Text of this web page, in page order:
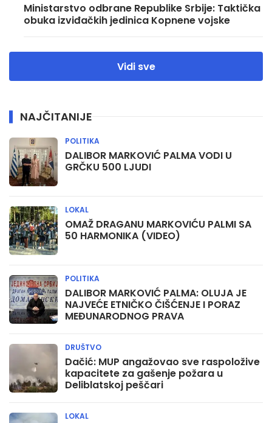
Ministarstvo odbrane Republike Srbije: Taktička
obuka izviđačkih jedinica Kopnene vojske
Vidi sve
NAJČITANIJE
DALIBOR MARKOVIĆ PALMA VODI U
GRČKU 500 LJUDI
POLITIKA
OMAŽ DRAGANU MARKOVIĆU PALMI SA
50 HARMONIKA (VIDEO)
LOKAL
DALIBOR MARKOVIĆ PALMA: OLUJA JE
NAJVEĆE ETNIČKO ČIŠĆENJE I PORAZ
MEĐUNARODNOG PRAVA
POLITIKA
Dačić: MUP angažovao sve raspoložive
kapacitete za gašenje požara u
Deliblatskoj peščari
DRUŠTVO
LOKAL